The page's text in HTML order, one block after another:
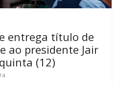
entrega título de
ao presidente Jair
(12)